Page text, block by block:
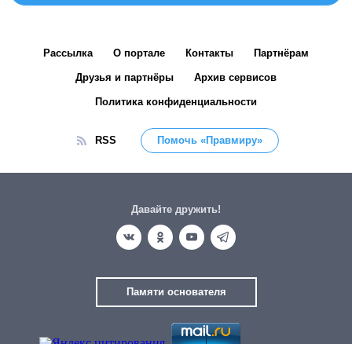
Рассылка О портале Контакты Партнёрам
Друзья и партнёры Архив сервисов
Политика конфиденциальности
RSS Помочь «Правмиру»
Давайте дружить!
Памяти основателя